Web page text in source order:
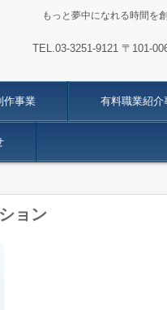
もっと夢中になれる時間を
TEL.03-3251-9121 〒101-
作事業 有料職業紹介
ョン